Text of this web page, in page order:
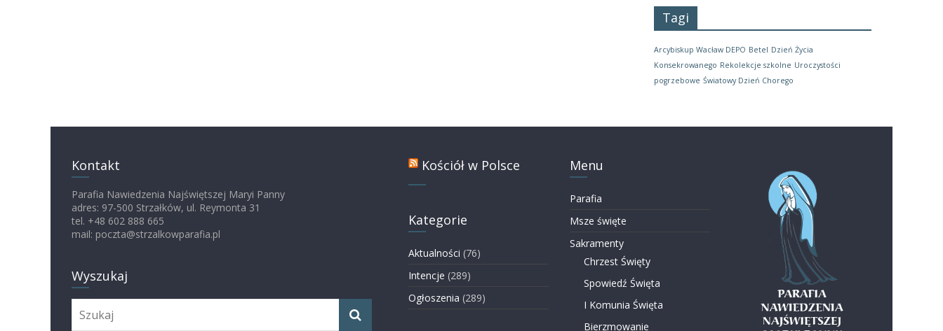
Tagi
Arcybiskup Wacław DEPO Betel Dzień Życia
Konsekrowanego Rekolekcje szkolne Uroczystości
pogrzebowe Światowy Dzień Chorego
Kontakt
Parafia Nawiedzenia Najświętszej Maryi Panny
adres: 97-500 Strzałków, ul. Reymonta 31
tel. +48 602 888 665
mail: poczta@strzalkowparafia.pl
Wyszukaj
Kościół w Polsce
Kategorie
Aktualności (76)
Intencje (289)
Ogłoszenia (289)
Menu
Parafia
Msze święte
Sakramenty
Chrzest Święty
Spowiedź Święta
I Komunia Święta
Bierzmowanie